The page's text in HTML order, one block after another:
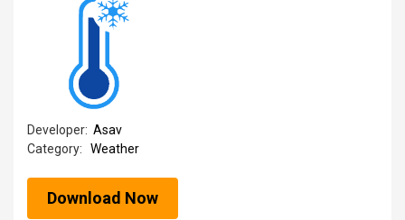
Developer: Asav
Category:
Weather
Download Now